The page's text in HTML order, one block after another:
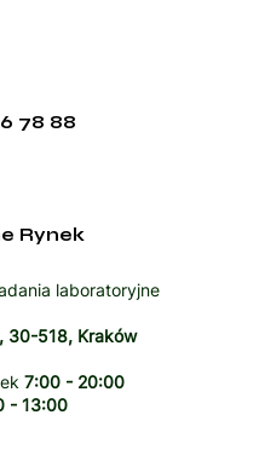
78 88
Rynek
laboratoryjne
30-518, Kraków
7:00 - 20:00
- 13:00